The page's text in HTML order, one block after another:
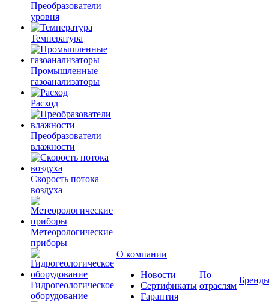
Преобразователи
уровня
Температура
Промышленные
газоанализаторы
Расход
Преобразователи
влажности
Скорость потока
воздуха
Метеорологические
приборы
Гидрогеологическое
оборудование
О компании
Новости
Сертификаты
Гарантия
По
отраслям